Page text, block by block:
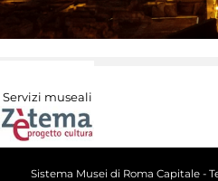
Servizi museali
Sistema Musei di Roma Capitale -